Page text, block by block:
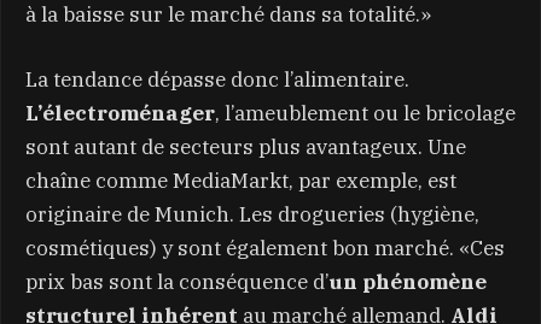
à la baisse sur le marché dans sa totalité.»
La tendance dépasse donc l’alimentaire.
L’électroménager, l’ameublement ou le bricolage
sont autant de secteurs plus avantageux. Une
chaîne comme MediaMarkt, par exemple, est
originaire de Munich. Les drogueries (hygiène,
cosmétiques) y sont également bon marché. «Ces
prix bas sont la conséquence d’un phénomène
structurel inhérent au marché allemand. Aldi